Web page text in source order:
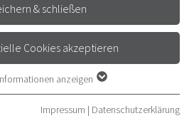
DES
& schließen
Cookies akzeptieren
für grundlegende Funktionen der
ist gewährleistet, dass die Webseite
anzeigen
Impressum | Datenschutzerklärung